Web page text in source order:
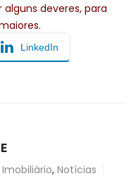
deveres, para
LinkedIn
, Notícias